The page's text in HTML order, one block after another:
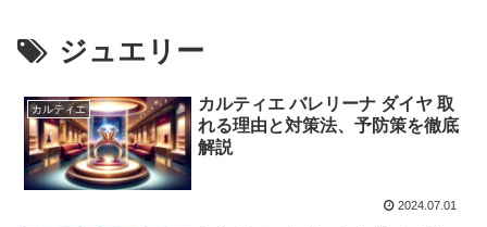
ジュエリー
カルティエ
カルティエ バレリーナ ダイヤ 取
れる理由と対策法、予防策を徹底
解説
2024.07.01